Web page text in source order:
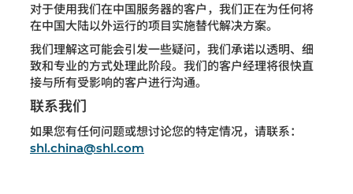
对于使用我们在中国服务器的客户，我们正在为任何将
在中国大陆以外运行的项目实施替代解决方案。
我们理解这可能会引发一些疑问，我们承诺以透明、细
致和专业的方式处理此阶段。我们的客户经理将很快直
接与所有受影响的客户进行沟通。
联系我们
如果您有任何问题或想讨论您的特定情况，请联系：
shl.china@shl.com